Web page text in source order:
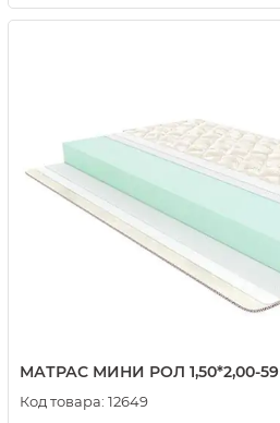
Купить в 1 клик
МАТРАС МИНИ РОЛ 1,50*2,00-59
Код товара: 12649